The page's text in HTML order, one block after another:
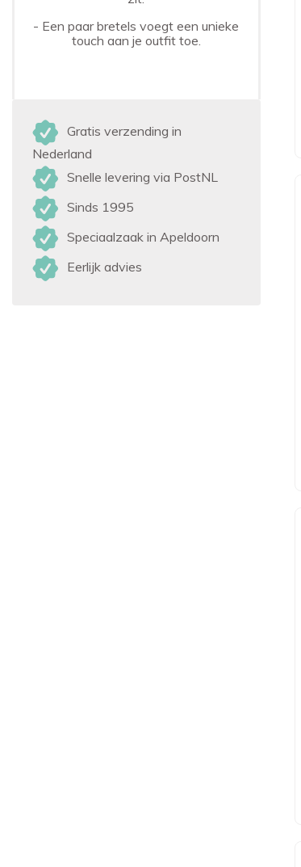
- Een paar bretels voegt een unieke
touch aan je outfit toe.
Gratis verzending in
Nederland
Snelle levering via PostNL
Sinds 1995
Speciaalzaak in Apeldoorn
Eerlijk advies